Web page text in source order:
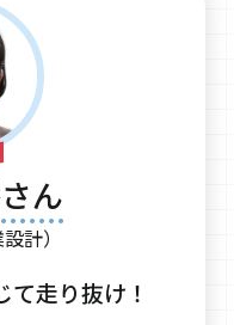
ん
計）
走り抜け！